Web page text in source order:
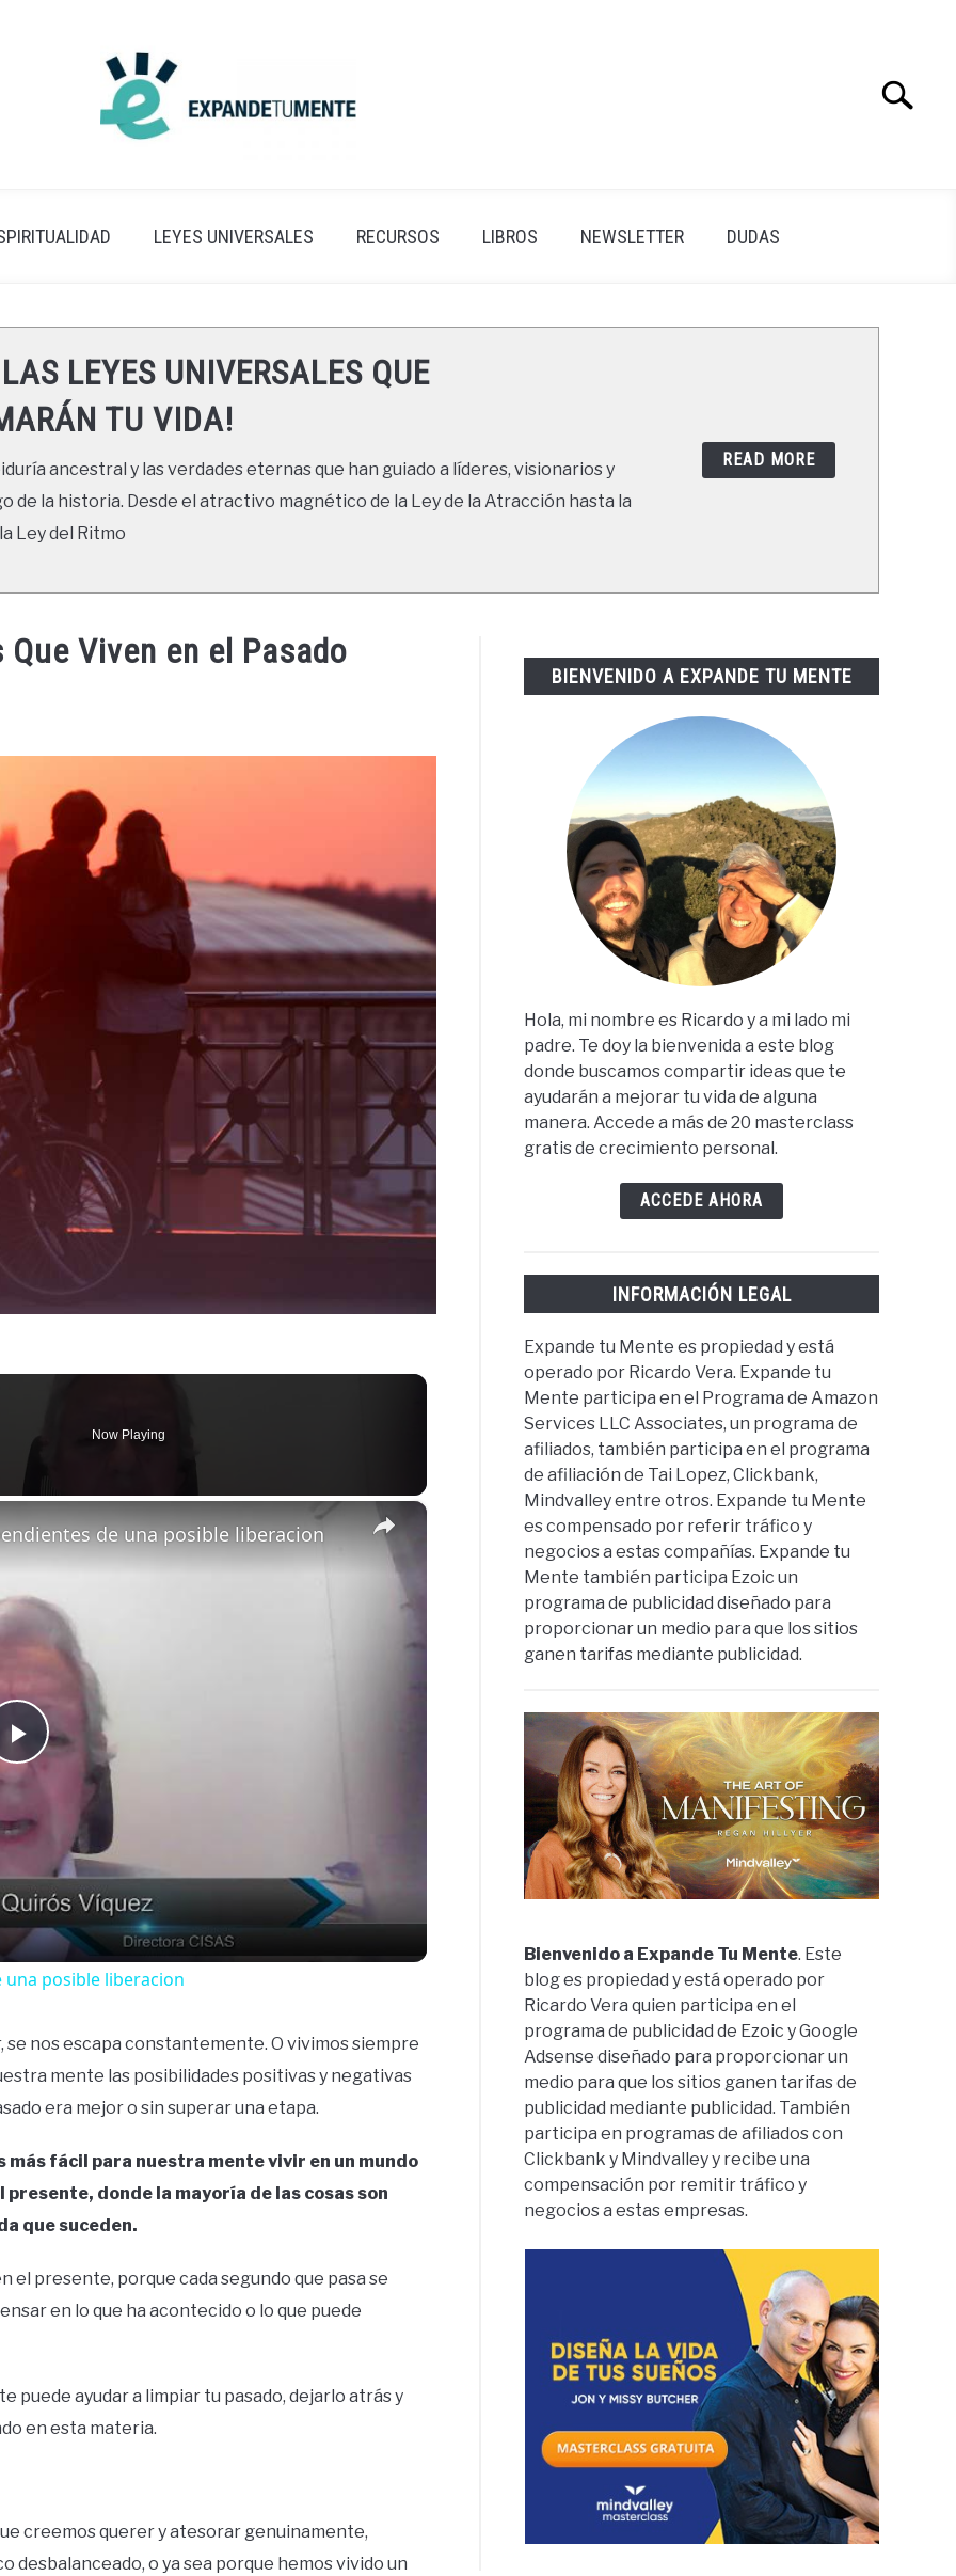
Search
LEYES UNIVERSALES RECURSOS LIBROS NEWSLETTER DUDAS
LEYES UNIVERSALES QUE
TU VIDA!
ancestral y las verdades eternas que han guiado a líderes, visionarios y
de la historia. Desde el atractivo magnético de la Ley de la Atracción hasta la
Ley del Ritmo
READ MORE
Viven en el Pasado
Now Playing
×
Play
Video
de una posible liberacion
una posible liberacion
nos escapa constantemente. O vivimos siempre
mente las posibilidades positivas y negativas
era mejor o sin superar una etapa.
más fácil para nuestra mente vivir en un mundo
donde la mayoría de las cosas son
que suceden.
el presente, porque cada segundo que pasa se
en lo que ha acontecido o lo que puede
puede ayudar a limpiar tu pasado, dejarlo atrás y
en esta materia.
creemos querer y atesorar genuinamente,
o ya sea porque hemos vivido un
BIENVENIDO A EXPANDE TU MENTE
Hola, mi nombre es Ricardo y a mi lado mi
padre. Te doy la bienvenida a este blog
donde buscamos compartir ideas que te
ayudarán a mejorar tu vida de alguna
manera. Accede a más de 20 masterclass
gratis de crecimiento personal.
ACCEDE AHORA
INFORMACIÓN LEGAL
Expande tu Mente es propiedad y está
operado por Ricardo Vera. Expande tu
Mente participa en el Programa de Amazon
Services LLC Associates, un programa de
afiliados, también participa en el programa
de afiliación de Tai Lopez, Clickbank,
Mindvalley entre otros. Expande tu Mente
es compensado por referir tráfico y
negocios a estas compañías. Expande tu
Mente también participa Ezoic un
programa de publicidad diseñado para
proporcionar un medio para que los sitios
ganen tarifas mediante publicidad.
Bienvenido a Expande Tu Mente. Este
blog es propiedad y está operado por
Ricardo Vera quien participa en el
programa de publicidad de Ezoic y Google
Adsense diseñado para proporcionar un
medio para que los sitios ganen tarifas de
publicidad mediante publicidad. También
participa en programas de afiliados con
Clickbank y Mindvalley y recibe una
compensación por remitir tráfico y
negocios a estas empresas.